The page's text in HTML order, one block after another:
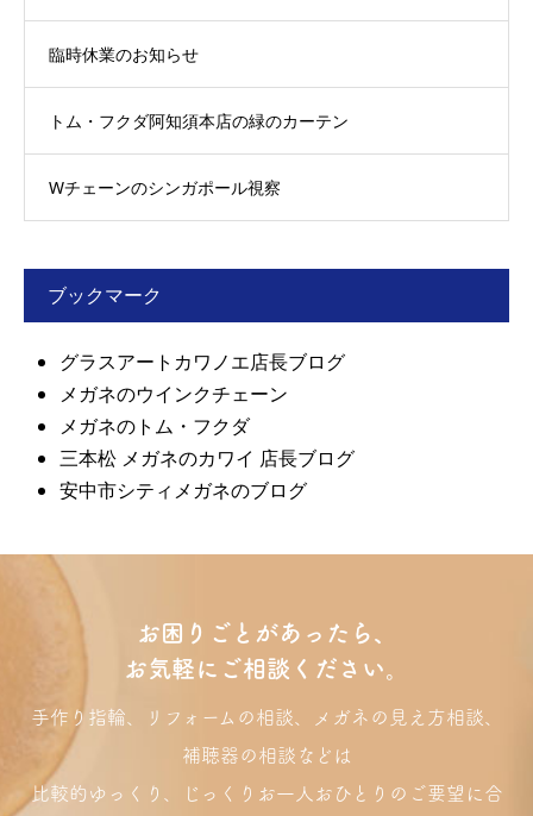
臨時休業のお知らせ
トム・フクダ阿知須本店の緑のカーテン
Wチェーンのシンガポール視察
ブックマーク
グラスアートカワノエ店長ブログ
メガネのウインクチェーン
メガネのトム・フクダ
三本松 メガネのカワイ 店長ブログ
安中市シティメガネのブログ
お困りごとがあったら、
お気軽にご相談ください。
手作り指輪、リフォームの相談、メガネの見え方相談、
補聴器の相談などは
比較的ゆっくり、じっくりお一人おひとりのご要望に合